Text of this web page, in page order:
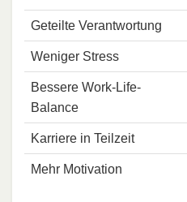
Geteilte Verantwortung
Weniger Stress
Bessere Work-Life-
Balance
Karriere in Teilzeit
Mehr Motivation